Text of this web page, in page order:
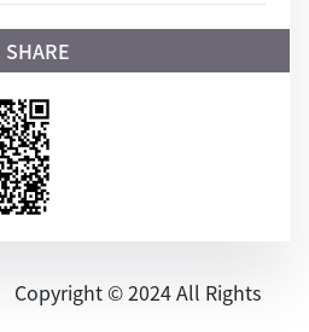
© 2024 All Rights